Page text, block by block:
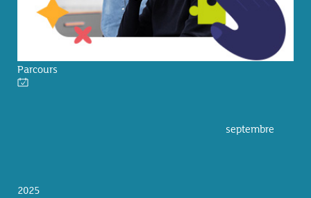
Parcours
septembre
2025